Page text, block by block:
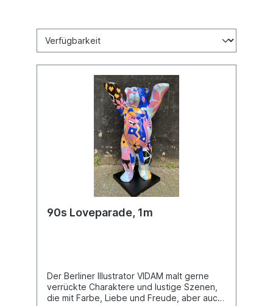
90s Loveparade, 1m
Der Berliner Illustrator VIDAM malt gerne
verrückte Charaktere und lustige Szenen,
die mit Farbe, Liebe und Freude, aber auch